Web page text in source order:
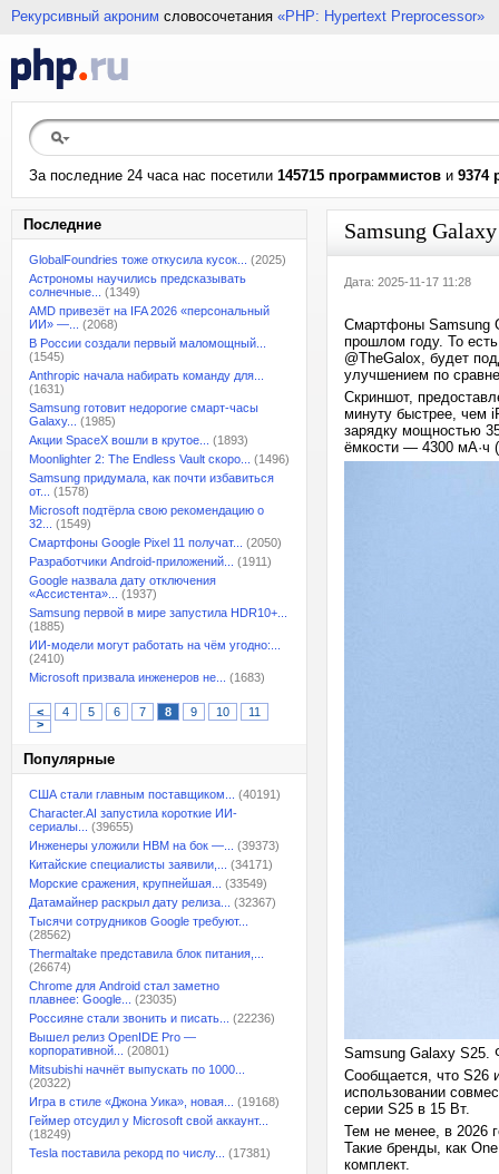
Рекурсивный акроним словосочетания «PHP: Hypertext Preprocessor»
За последние 24 часа нас посетили 145715 программистов и 9374
Последние
GlobalFoundries тоже откусила кусок...
(2025)
Астрономы научились предсказывать
солнечные...
(1349)
AMD привезёт на IFA 2026 «персональный
ИИ» —...
(2068)
В России создали первый маломощный...
(1545)
Anthropic начала набирать команду для...
(1631)
Samsung готовит недорогие смарт-часы
Galaxy...
(1985)
Акции SpaceX вошли в крутое...
(1893)
Moonlighter 2: The Endless Vault скоро...
(1496)
Samsung придумала, как почти избавиться
от...
(1578)
Microsoft подтёрла свою рекомендацию о
32...
(1549)
Смартфоны Google Pixel 11 получат...
(2050)
Разработчики Android-приложений...
(1911)
Google назвала дату отключения
«Ассистента»...
(1937)
Samsung первой в мире запустила HDR10+...
(1885)
ИИ-модели могут работать на чём угодно:...
(2410)
Microsoft призвала инженеров не...
(1683)
< 4 5 6 7 8 9 10
11
>
Популярные
США стали главным поставщиком...
(40191)
Character.AI запустила короткие ИИ-
сериалы...
(39655)
Инженеры уложили HBM на бок —...
(39373)
Китайские специалисты заявили,...
(34171)
Морские сражения, крупнейшая...
(33549)
Датамайнер раскрыл дату релиза...
(32367)
Тысячи сотрудников Google требуют...
(28562)
Thermaltake представила блок питания,...
(26674)
Chrome для Android стал заметно
плавнее: Google...
(23035)
Россияне стали звонить и писать...
(22236)
Вышел релиз OpenIDE Pro —
корпоративной...
(20801)
Mitsubishi начнёт выпускать по 1000...
(20322)
Игра в стиле «Джона Уика», новая...
(19168)
Геймер отсудил у Microsoft свой аккаунт...
(18249)
Tesla поставила рекорд по числу...
(17381)
Samsung
Дата: 2025-11-17 11:28
Смартфоны Samsung
прошлом году. То
@TheGalox, будет
улучшением по
Скриншот,
минуту быстрее, чем
зарядку мощностью
ёмкости — 4300 мА·ч
Samsung Galaxy S25.
Сообщается, что S26
использовании
серии S25 в 15 Вт.
Тем не менее, в 2026
Такие бренды, как
комплект.